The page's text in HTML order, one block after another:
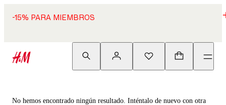
-15% PARA MIEMBROS
No hemos encontrado ningún resultado. Inténtalo de nuevo con otra